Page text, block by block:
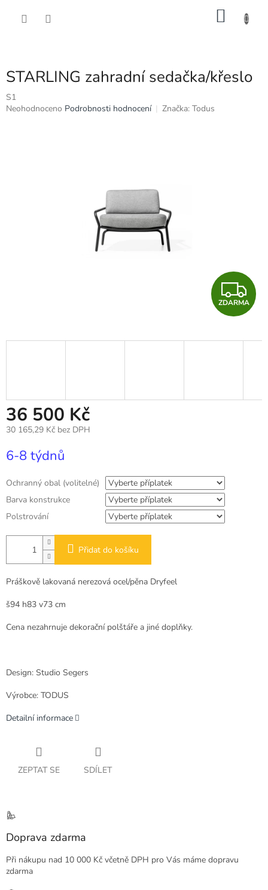
STARLING zahradní sedačka/křeslo
S1
Průměrné
Neohodnoceno Podrobnosti hodnocení Značka: Todus
Z
D
A
ZDARMA
36 500 Kč
30 165,29 Kč bez DPH
cena:
6-8 týdnů
Ochranný obal (volitelné)
Barva konstrukce
Polstrování
Přidat do košíku
Práškově lakovaná nerezová ocel/pěna Dryfeel
š94 h83 v73 cm
Cena nezahrnuje dekorační polštáře a jiné doplňky.
Design: Studio Segers
Výrobce: TODUS
Detailní informace
ZEPTAT SE SDÍLET
Doprava zdarma
Při nákupu nad 10 000 Kč včetně DPH pro Vás máme dopravu
zdarma